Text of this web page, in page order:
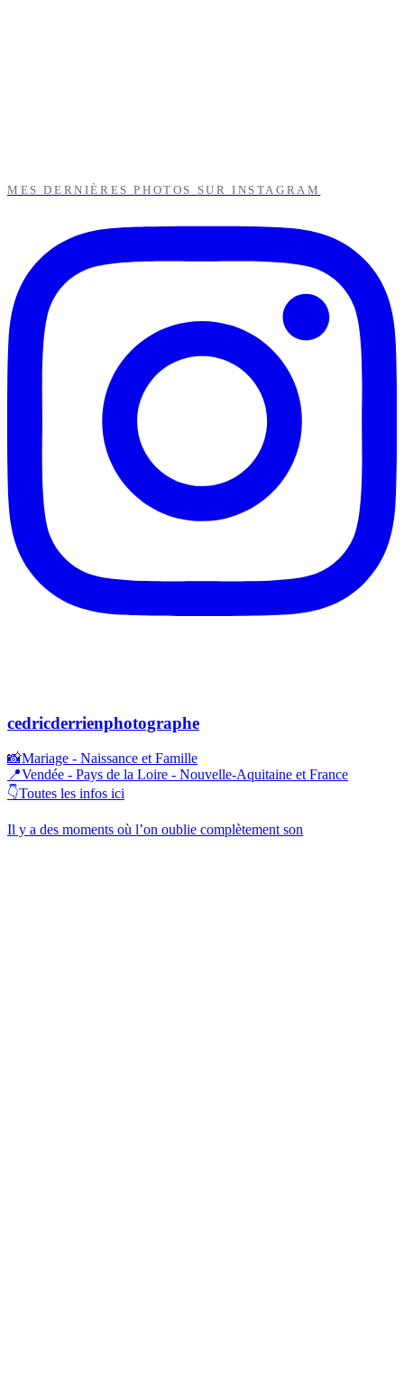
MES DERNIÈRES PHOTOS SUR INSTAGRAM
cedricderrienphotographe
📸Mariage - Naissance et Famille
📍Vendée - Pays de la Loire - Nouvelle-Aquitaine et France
👇Toutes les infos ici
Il y a des moments où l’on oublie complètement son